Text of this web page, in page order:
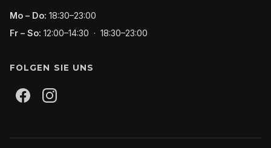
Mo – Do: 18:30–23:00
Fr – So: 12:00–14:30 · 18:30–23:00
FOLGEN SIE UNS